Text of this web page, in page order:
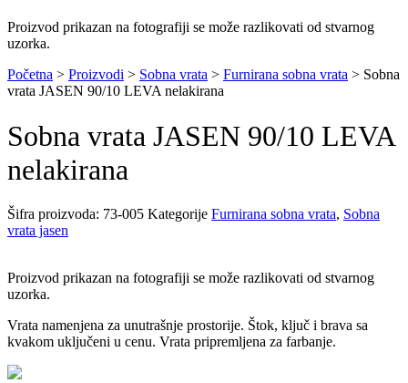
Proizvod prikazan na fotografiji se može razlikovati od stvarnog
uzorka.
Početna > Proizvodi > Sobna vrata > Furnirana sobna vrata > Sobna
vrata JASEN 90/10 LEVA nelakirana
Sobna vrata JASEN 90/10 LEVA
nelakirana
Šifra proizvoda: 73-005 Kategorije Furnirana sobna vrata, Sobna
vrata jasen
Proizvod prikazan na fotografiji se može razlikovati od stvarnog
uzorka.
Vrata namenjena za unutrašnje prostorije. Štok, ključ i brava sa
kvakom uključeni u cenu. Vrata pripremljena za farbanje.